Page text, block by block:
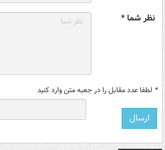
نظر شما *
* لطفا عدد مقابل را در جعبه متن وارد کنید